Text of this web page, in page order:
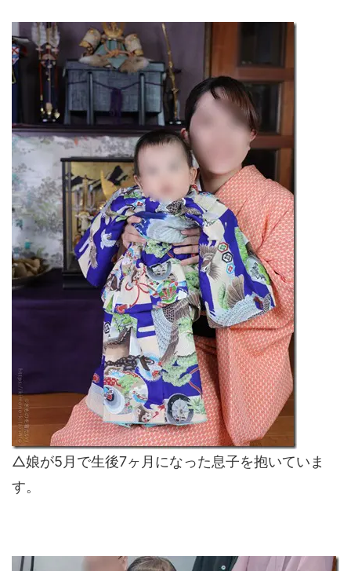
△娘が5月で生後7ヶ月になった息子を抱いていま
す。